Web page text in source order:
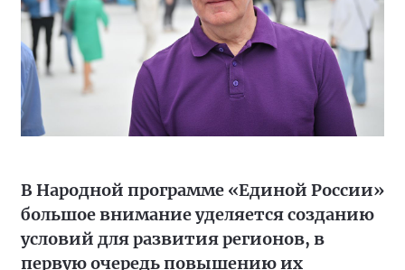
В Народной программе «Единой России»
большое внимание уделяется созданию
условий для развития регионов, в
первую очередь повышению их